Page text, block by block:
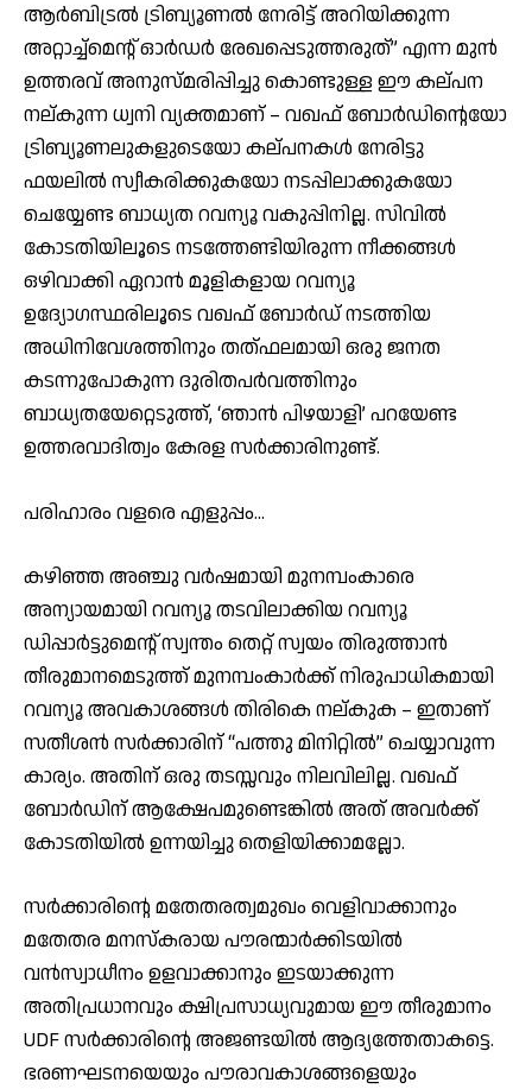
ആർബിട്രൽ ട്രിബ്യൂണൽ നേരിട്ട് അറിയിക്കുന്ന
അറ്റാച്ച്മെൻ്റ് ഓർഡർ രേഖപ്പെടുത്തരുത്” എന്ന മുൻ
ഉത്തരവ് അനുസ്മരിപ്പിച്ചു കൊണ്ടുള്ള ഈ കല്പന
നല്കുന്ന ധ്വനി വ്യക്തമാണ് – വഖഫ് ബോർഡിൻ്റെയോ
ട്രിബ്യൂണലുകളുടെയോ കല്പനകൾ നേരിട്ടു
ഫയലിൽ സ്വീകരിക്കുകയോ നടപ്പിലാക്കുകയോ
ചെയ്യേണ്ട ബാധ്യത റവന്യൂ വകുപ്പിനില്ല. സിവിൽ
കോടതിയിലൂടെ നടത്തേണ്ടിയിരുന്ന നീക്കങ്ങൾ
ഒഴിവാക്കി ഏറാൻ മൂളികളായ റവന്യൂ
ഉദ്യോഗസ്ഥരിലൂടെ വഖഫ് ബോർഡ് നടത്തിയ
അധിനിവേശത്തിനും തത്ഫലമായി ഒരു ജനത
കടന്നുപോകുന്ന ദുരിതപർവത്തിനും
ബാധ്യതയേറ്റെടുത്ത്, ‘ഞാൻ പിഴയാളി’ പറയേണ്ട
ഉത്തരവാദിത്വം കേരള സർക്കാരിനുണ്ട്.
പരിഹാരം വളരെ എളുപ്പം…
കഴിഞ്ഞ അഞ്ചു വർഷമായി മുനമ്പംകാരെ
അന്യായമായി റവന്യൂ തടവിലാക്കിയ റവന്യൂ
ഡിപ്പാർട്ടുമെൻ്റ് സ്വന്തം തെറ്റ് സ്വയം തിരുത്താൻ
തീരുമാനമെടുത്ത് മുനമ്പംകാർക്ക് നിരുപാധികമായി
റവന്യൂ അവകാശങ്ങൾ തിരികെ നല്കുക – ഇതാണ്
സതീശൻ സർക്കാരിന് “പത്തു മിനിറ്റിൽ” ചെയ്യാവുന്ന
കാര്യം. അതിന് ഒരു തടസ്സവും നിലവിലില്ല. വഖഫ്
ബോർഡിന് ആക്ഷേപമുണ്ടെങ്കിൽ അത് അവർക്ക്
കോടതിയിൽ ഉന്നയിച്ചു തെളിയിക്കാമല്ലോ.
സർക്കാരിൻ്റെ മതേതരത്വമുഖം വെളിവാക്കാനും
മതേതര മനസ്കരായ പൗരന്മാർക്കിടയിൽ
വൻസ്വാധീനം ഉളവാക്കാനും ഇടയാക്കുന്ന
അതിപ്രധാനവും ക്ഷിപ്രസാധ്യവുമായ ഈ തീരുമാനം
UDF സർക്കാരിൻ്റെ അജണ്ടയിൽ ആദ്യത്തേതാകട്ടെ.
ഭരണഘടനയെയും പൗരാവകാശങ്ങളെയും